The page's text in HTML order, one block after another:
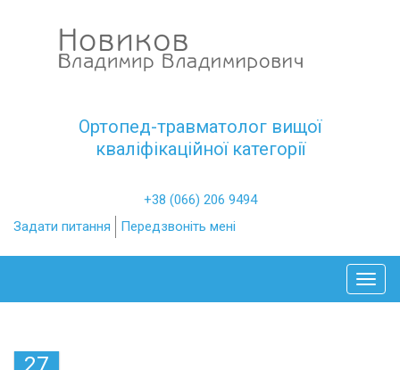
Ортопед-травматолог вищої
кваліфікаційної категорії
+38 (066) 206 9494
Задати питання
Передзвоніть мені
27